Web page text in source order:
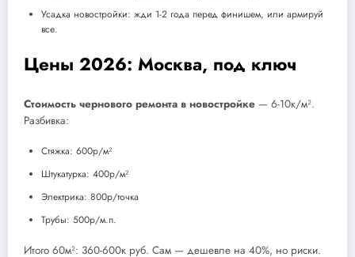
Усадка новостройки: жди 1-2 года перед финишем, или армируй
все.
Цены 2026: Москва, под ключ
Стоимость чернового ремонта в новостройке — 6-10к/м².
Разбивка:
Стяжка: 600р/м²
Штукатурка: 400р/м²
Электрика: 800р/точка
Трубы: 500р/м.п.
Итого 60м²: 360-600к руб. Сам — дешевле на 40%, но риски.